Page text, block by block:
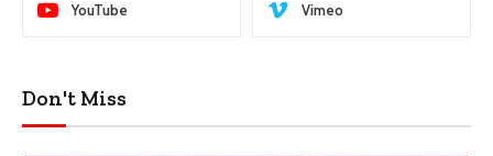
YouTube Vimeo
Don't Miss